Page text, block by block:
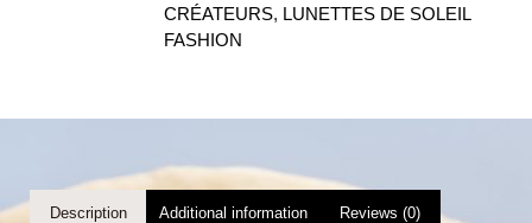
CRÉATEURS, LUNETTES DE SOLEIL
FASHION
Description Additional information Reviews (0)